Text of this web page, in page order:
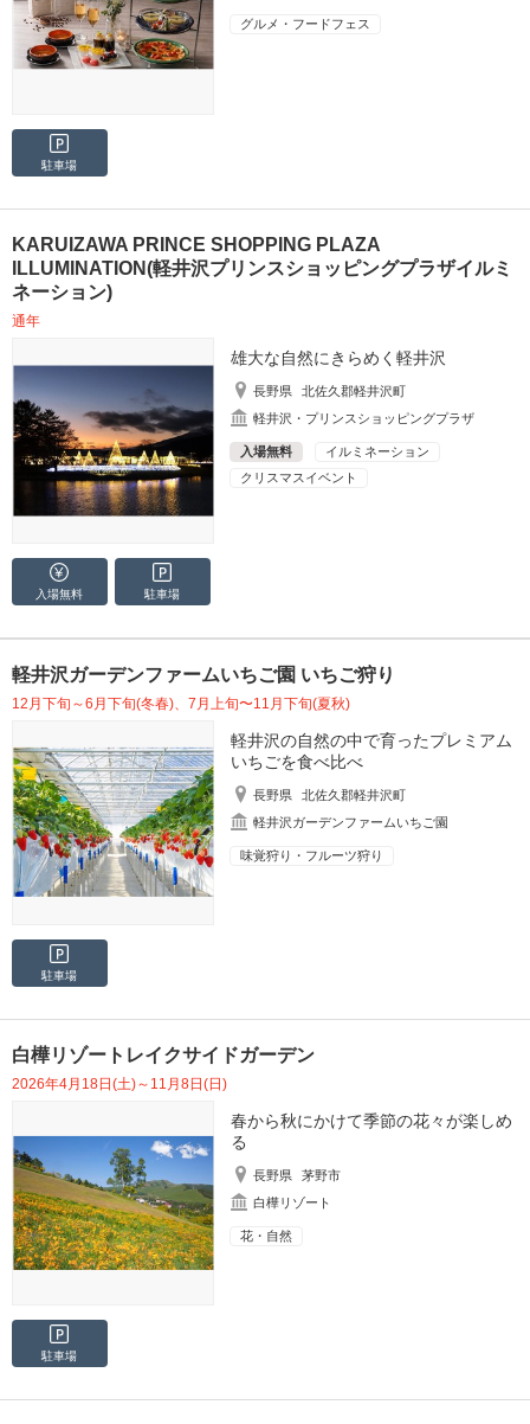
グルメ・フードフェス
駐車場
KARUIZAWA PRINCE SHOPPING PLAZA
ILLUMINATION(軽井沢プリンスショッピングプラザイルミ
ネーション)
通年
雄大な自然にきらめく軽井沢
長野県
北佐久郡軽井沢町
軽井沢・プリンスショッピングプラザ
入場無料
イルミネーション
クリスマスイベント
入場無料 駐車場
軽井沢ガーデンファームいちご園 いちご狩り
12月下旬～6月下旬(冬春)、7月上旬〜11月下旬(夏秋)
軽井沢の自然の中で育ったプレミアム
いちごを食べ比べ
長野県
北佐久郡軽井沢町
軽井沢ガーデンファームいちご園
味覚狩り・フルーツ狩り
駐車場
白樺リゾートレイクサイドガーデン
2026年4月18日(土)～11月8日(日)
春から秋にかけて季節の花々が楽しめ
る
長野県
茅野市
白樺リゾート
花・自然
駐車場